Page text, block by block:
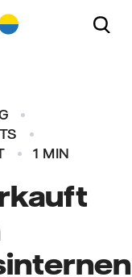
1 MIN